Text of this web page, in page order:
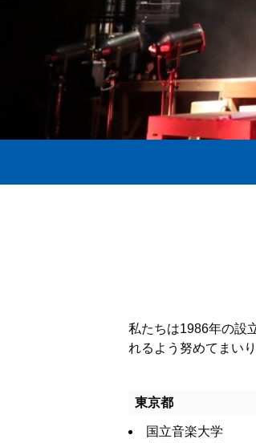
私たちは1986年の設
れるよう努めてまいり
東京都
国立音楽大学